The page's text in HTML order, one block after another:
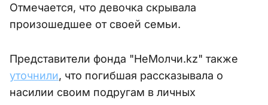
Отмечается, что девочка скрывала
произошедшее от своей семьи.
Представители фонда "НеМолчи.kz" также
уточнили, что погибшая рассказывала о
насилии своим подругам в личных